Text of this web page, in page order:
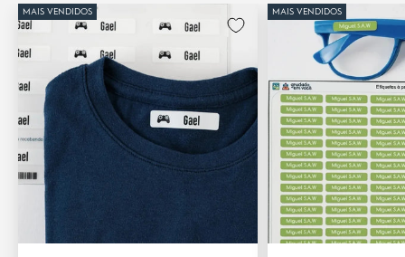
MAIS VENDIDOS MAIS VENDIDOS